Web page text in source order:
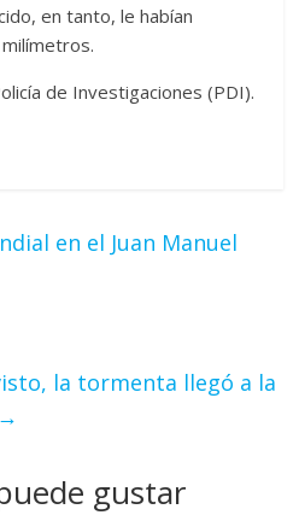
en tanto, le habían
de Investigaciones (PDI).
en el Juan Manuel
la tormenta llegó a la
→
gustar